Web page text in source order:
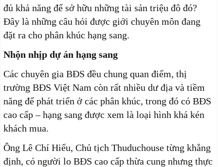
đủ khả năng để sở hữu những tài sản triệu đô đó?
Đây là những câu hỏi được giới chuyên môn đang
đặt ra cho phân khúc hạng sang.
Nhộn nhịp dự án hạng sang
Các chuyên gia BĐS đều chung quan điểm, thị
trường BĐS Việt Nam còn rất nhiều dư địa và tiềm
năng để phát triển ở các phân khúc, trong đó có BĐS
cao cấp – hạng sang được xem là loại hình khá kén
khách mua.
Ông Lê Chí Hiếu, Chủ tịch Thuduchouse từng khẳng
định, có người lo BĐS cao cấp thừa cung nhưng thực